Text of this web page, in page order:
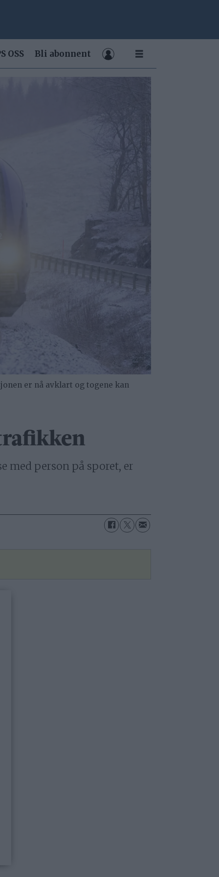
OSS Bli abonnent
er nå avklart og togene kan
med person på sporet, er